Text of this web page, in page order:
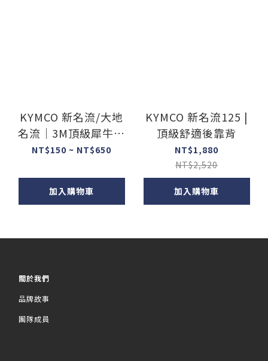
KYMCO 新名流/大地
名流｜3M頂級犀牛皮
保護膜
NT$150 ~ NT$650
加入購物車
KYMCO 新名流125 |
頂級舒適後靠背
NT$1,880
NT$2,520
加入購物車
關於我們
品牌故事
團隊成員